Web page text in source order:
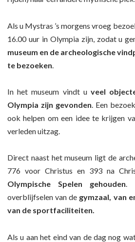
Als u Mystras ’s morgens vroeg
16.00 uur in Olympia zijn, zodat u
museum en de archeologische
te bezoeken
In het museum vindt u veel
Olympia zijn gevonden. Een
ook helpen om een idee te krijgen
verleden uitzag.
Direct naast het museum ligt de
776 voor Christus en 393 na
Olympische Spelen gehouden.
overblijfselen van de gymzaal, van
van de sportfaciliteiten.
Als u aan het eind van de dag nog